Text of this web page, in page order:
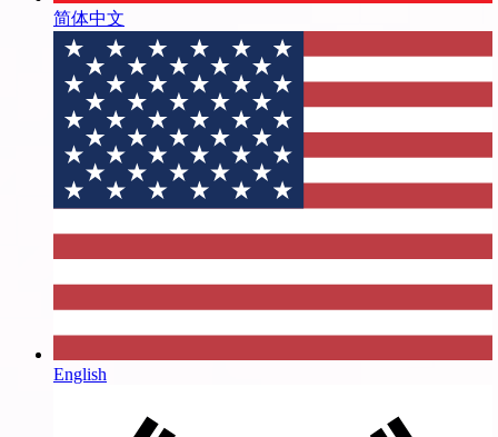
简体中文
English